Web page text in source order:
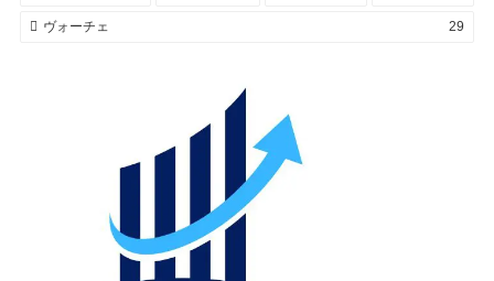
ヴォーチェ 29